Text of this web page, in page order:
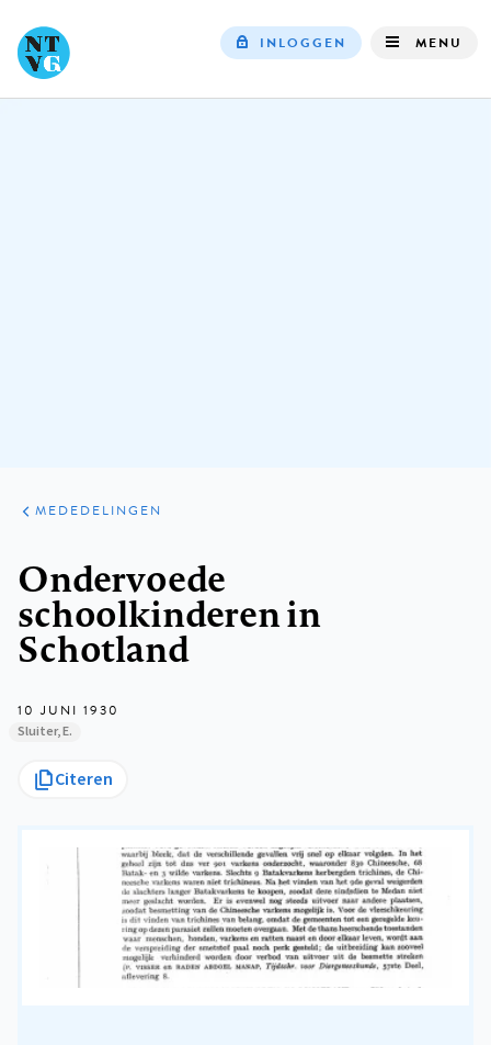
INLOGGEN MENU
ARTIKELEN
VARIA
MEDEDELINGEN
Ondervoede
schoolkinderen in
Schotland
10 JUNI 1930
Sluiter, E.
Citeren